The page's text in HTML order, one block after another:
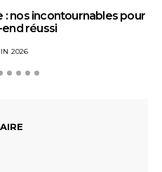
: nos incontournables pour
réussi
2026